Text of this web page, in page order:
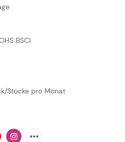
BSCI
Stücke pro Monat